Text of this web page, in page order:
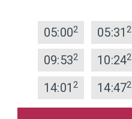
05:002 05:312
09:532 10:242
14:01 2 14:472